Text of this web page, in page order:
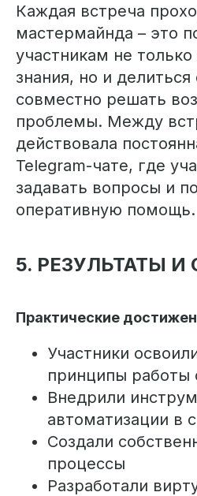
Каждая встреча
мастермайнда – это
участникам не
знания, но и
совместно решать
проблемы. Между
действовала
Telegram-чате, где
задавать вопросы и
оперативную помощь.
5. РЕЗУЛЬТАТЫ
Практические
Участники
принципы работы
Внедрили
автоматизации в
Создали
процессы
Разработали